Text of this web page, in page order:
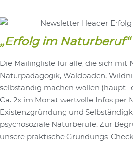
„Erfolg im Naturberuf“
Die Mailingliste für alle, die sich mit
Naturpädagogik, Waldbaden,
selbständig machen wollen (haupt-
Ca. 2x im Monat wertvolle Infos per
Existenzgründung und
psychosoziale Naturberufe. Zur
unsere praktische Gründungs-